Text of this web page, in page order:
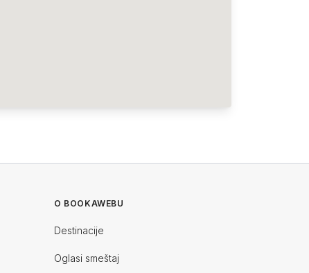
O BOOKAWEBU
Destinacije
Oglasi smeštaj